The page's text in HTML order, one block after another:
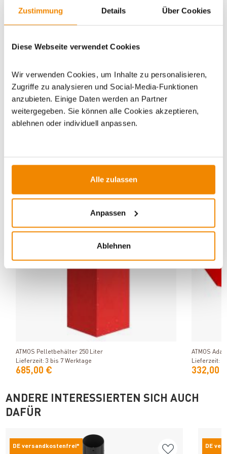
Zustimmung Details Über Cookies
Diese Webseite verwendet Cookies
Wir verwenden Cookies, um Inhalte zu personalisieren,
Zugriffe zu analysieren und Social-Media-Funktionen
anzubieten. Einige Daten werden an Partner
weitergegeben. Sie können alle Cookies akzeptieren,
ablehnen oder individuell anpassen.
Alle zulassen
Anpassen
Ablehnen
Artikeldatenblatt drucken Frage zum Artikel
Dieses Produkt finden Sie unter:sonstiges Zubehör|
Zubehör ATMOS
ZUBEHÖR
DE versandkostenfrei*
Produkt ansehen
ATMOS Pelletbehälter 250 Liter
Lieferzeit: 3 bis 7 Werktage
685,00 €
Varianten
ATMOS
Lieferzeit: 3
332,00
ANDERE INTERESSIERTEN SICH AUCH
DAFÜR
DE versandkostenfrei* DE